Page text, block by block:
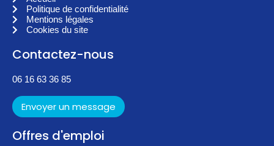
Politique de confidentialité
Mentions légales
Cookies du site
Contactez-nous
06 16 63 36 85
Envoyer un message
Offres d'emploi